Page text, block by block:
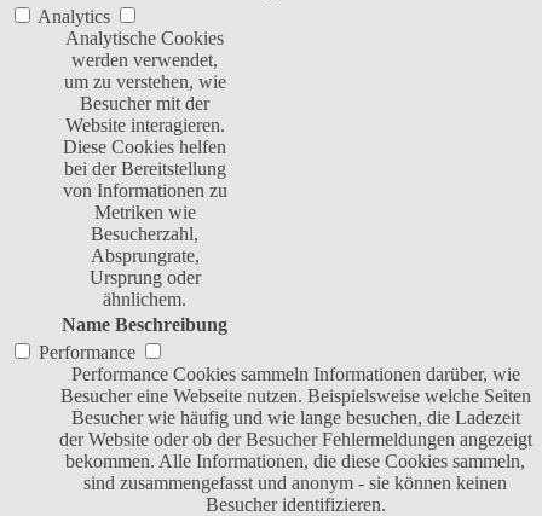
Analytics
Analytische Cookies
werden verwendet,
um zu verstehen, wie
Besucher mit der
Website interagieren.
Diese Cookies helfen
bei der Bereitstellung
von Informationen zu
Metriken wie
Besucherzahl,
Absprungrate,
Ursprung oder
ähnlichem.
Name Beschreibung
Performance
Performance Cookies sammeln Informationen darüber, wie
Besucher eine Webseite nutzen. Beispielsweise welche Seiten
Besucher wie häufig und wie lange besuchen, die Ladezeit
der Website oder ob der Besucher Fehlermeldungen angezeigt
bekommen. Alle Informationen, die diese Cookies sammeln,
sind zusammengefasst und anonym - sie können keinen
Besucher identifizieren.